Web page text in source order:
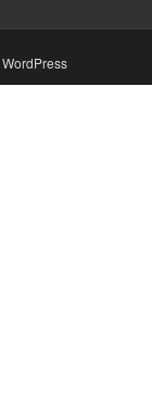
WordPress